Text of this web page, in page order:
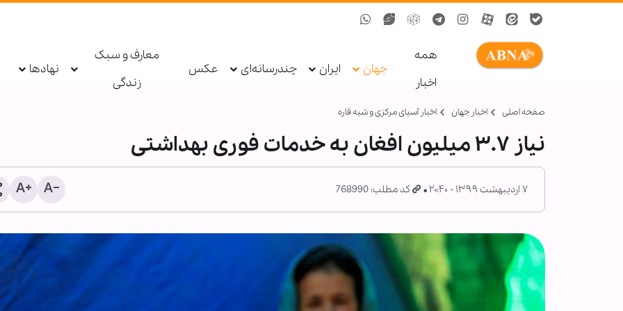
همه
اخبار
جهان ایران چندرسانه‌ای عکس
معارف و سبک
زندگی
نهادها
صفحه اصلی اخبار جهان اخبار آسیای مرکزی و شبه قاره
نیاز ۳.۷ میلیون افغان به خدمات فوری بهداشتی
۷ اردیبهشت ۱۳۹۹ - ۲۰:۴۰ کد مطلب: 768990
توهین به زائران
مجازی توسط
معرفی بیش از ۱۹۰ عنوان کتاب
اربعینی در نورلایب؛ از جست‌وجوی
متنی تا گفت‌وگو با کتاب‌ها
پاسخ قالیباف به ترامپ: این
دیپلماسی نمایشی، شکست خورده
است
عربستان آمار تلفات و
حملات یمن را محرمانه و
انتشار اعلام کرد